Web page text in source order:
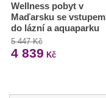
Wellness pobyt v
Maďarsku se vstupem
do lázní a aquaparku
5 447 Kč
4 839 Kč